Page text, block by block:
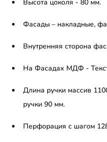
Высота цоколя - 80 мм.
Фасады – накладные,
Внутренняя сторона
На Фасадах МДФ -
Длина ручки массив
ручки 90 мм.
Перфорация с шагом